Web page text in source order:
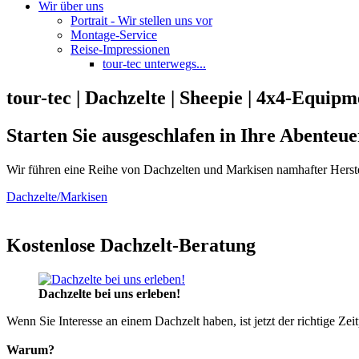
Wir über uns
Portrait - Wir stellen uns vor
Montage-Service
Reise-Impressionen
tour-tec unterwegs...
tour-tec | Dachzelte | Sheepie | 4x4-
Starten Sie ausgeschlafen in Ihre
Wir führen eine Reihe von Dachzelten und Markisen namhafter
Dachzelte/Markisen
Kostenlose Dachzelt-Beratung
Dachzelte bei uns erleben!
Wenn Sie Interesse an einem Dachzelt haben, ist jetzt der richtige
Warum?